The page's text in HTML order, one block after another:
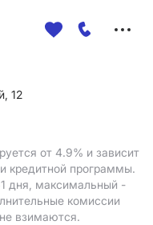
12
от 4.9% и зависит
кредитной программы.
дня, максимальный -
комиссии
взимаются.